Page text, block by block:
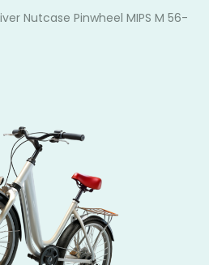
Nutcase Pinwheel MIPS M 56-